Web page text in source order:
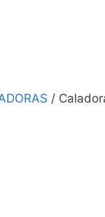
/